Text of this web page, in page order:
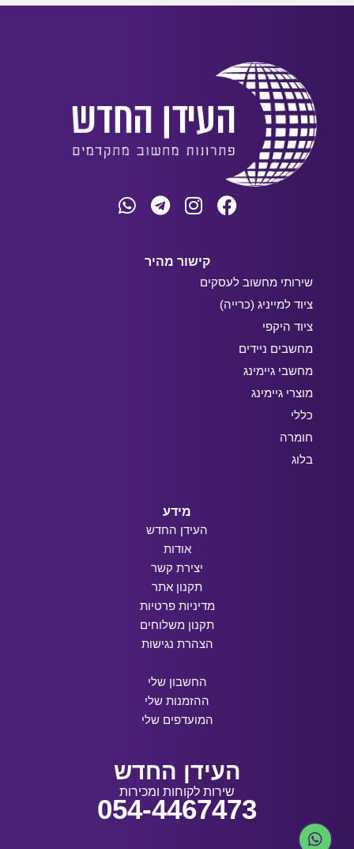
קישור מהיר
שירותי מחשוב לעסקים
ציוד למייניג (כרייה)
ציוד היקפי
מחשבים ניידים
מחשבי גיימינג
מוצרי גיימינג
כללי
חומרה
בלוג
מידע
העידן החדש
אודות
יצירת קשר
תקנון אתר
מדיניות פרטיות
תקנון משלוחים
הצהרת נגישות
החשבון שלי
ההזמנות שלי
המועדפים שלי
העידן החדש
שירות לקוחות ומכירות
054-4467473